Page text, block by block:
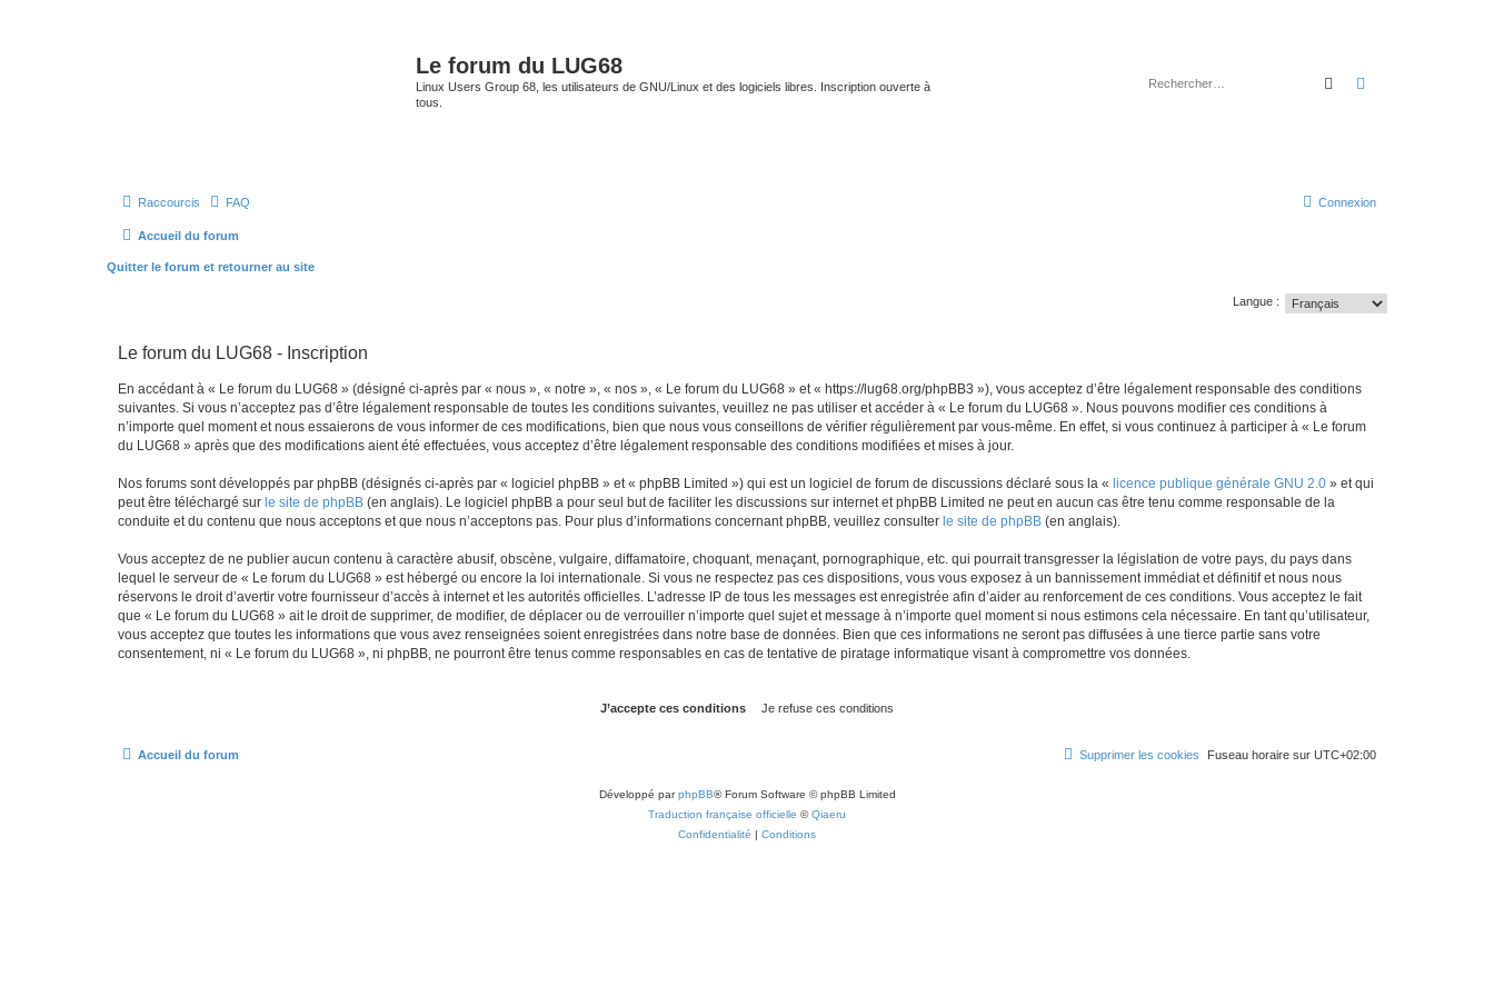
Le forum du LUG68
Linux Users Group 68, les utilisateurs de GNU/Linux et des logiciels libres. Inscription ouverte à
tous.
Rechercher
Raccourcis FAQ Connexion
Accueil du forum
Quitter le forum et retourner au site
Langue :
Le forum du LUG68 - Inscription
En accédant à « Le forum du LUG68 » (désigné ci-après par « nous », « notre », « nos », « Le forum du LUG68 » et « https://lug68.org/phpBB3 »), vous acceptez d’être légalement responsable des conditions
suivantes. Si vous n’acceptez pas d’être légalement responsable de toutes les conditions suivantes, veuillez ne pas utiliser et accéder à « Le forum du LUG68 ». Nous pouvons modifier ces conditions à
n’importe quel moment et nous essaierons de vous informer de ces modifications, bien que nous vous conseillons de vérifier régulièrement par vous-même. En effet, si vous continuez à participer à « Le forum
du LUG68 » après que des modifications aient été effectuées, vous acceptez d’être légalement responsable des conditions modifiées et mises à jour.
Nos forums sont développés par phpBB (désignés ci-après par « logiciel phpBB » et « phpBB Limited ») qui est un logiciel de forum de discussions déclaré sous la « licence publique générale GNU 2.0 » et qui
peut être téléchargé sur le site de phpBB (en anglais). Le logiciel phpBB a pour seul but de faciliter les discussions sur internet et phpBB Limited ne peut en aucun cas être tenu comme responsable de la
conduite et du contenu que nous acceptons et que nous n’acceptons pas. Pour plus d’informations concernant phpBB, veuillez consulter le site de phpBB (en anglais).
Vous acceptez de ne publier aucun contenu à caractère abusif, obscène, vulgaire, diffamatoire, choquant, menaçant, pornographique, etc. qui pourrait transgresser la législation de votre pays, du pays dans
lequel le serveur de « Le forum du LUG68 » est hébergé ou encore la loi internationale. Si vous ne respectez pas ces dispositions, vous vous exposez à un bannissement immédiat et définitif et nous nous
réservons le droit d’avertir votre fournisseur d’accès à internet et les autorités officielles. L’adresse IP de tous les messages est enregistrée afin d’aider au renforcement de ces conditions. Vous acceptez le fait
que « Le forum du LUG68 » ait le droit de supprimer, de modifier, de déplacer ou de verrouiller n’importe quel sujet et message à n’importe quel moment si nous estimons cela nécessaire. En tant qu’utilisateur,
vous acceptez que toutes les informations que vous avez renseignées soient enregistrées dans notre base de données. Bien que ces informations ne seront pas diffusées à une tierce partie sans votre
consentement, ni « Le forum du LUG68 », ni phpBB, ne pourront être tenus comme responsables en cas de tentative de piratage informatique visant à compromettre vos données.
Accueil du forum Fuseau horaire sur UTC+02:00
Supprimer les cookies
Développé parphpBB® Forum Software © phpBB Limited
Traduction française officielle ©Qiaeru
Confidentialité | Conditions